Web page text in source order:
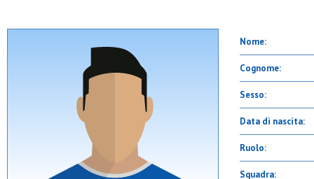
Nome:
Cognome:
Sesso:
Data di nascita:
Ruolo:
Squadra: